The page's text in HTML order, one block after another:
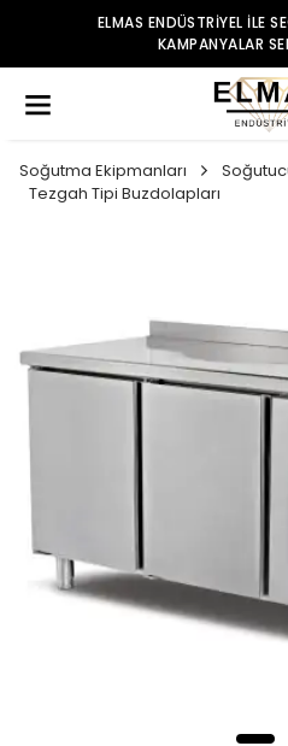
ELMAS ENDÜSTRIYEL ILE
KAMPANYALAR
Soğutma Ekipmanları
Tezgah Tipi Buzdolapları